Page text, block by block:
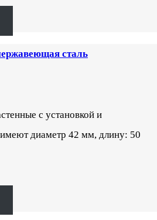
сталь
с установкой и
диаметр 42 мм, длину: 50